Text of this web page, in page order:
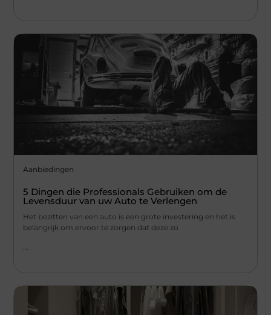
Aanbiedingen
5 Dingen die Professionals Gebruiken om de
Levensduur van uw Auto te Verlengen
Het bezitten van een auto is een grote investering en het is
belangrijk om ervoor te zorgen dat deze zo
...